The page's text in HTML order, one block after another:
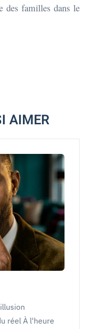
des familles dans le
AIMER
réel À l'heure